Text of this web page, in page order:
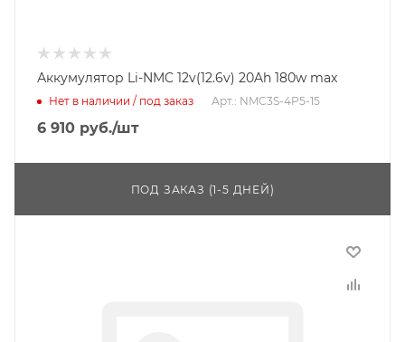
Аккумулятор Li-NMC 12v(12.6v) 20Ah 180w max
Нет в наличии / под заказ Арт.: NMC3S-4P5-15
6 910 руб./шт
ПОД ЗАКАЗ (1-5 ДНЕЙ)